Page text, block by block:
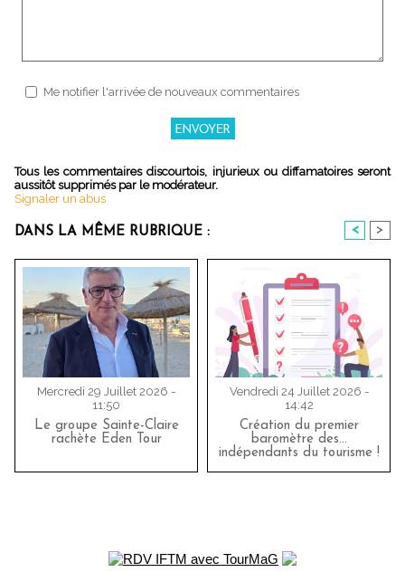
Me notifier l'arrivée de nouveaux commentaires
Tous les commentaires discourtois, injurieux ou diffamatoires seront
aussitôt supprimés par le modérateur.
Signaler un abus
DANS LA MÊME RUBRIQUE : < >
Mercredi 29 Juillet 2026 -
11:50
Le groupe Sainte-Claire
rachète Eden Tour
Vendredi 24 Juillet 2026 -
14:42
Création du premier
baromètre des…
indépendants du tourisme !